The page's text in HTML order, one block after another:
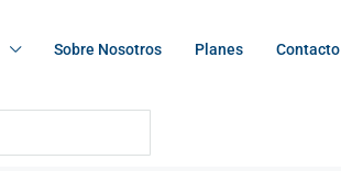
Sobre Nosotros Planes Contacto